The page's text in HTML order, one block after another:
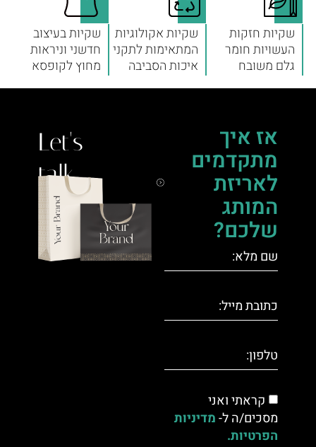
שקיות חזקות
העשויות חומר
גלם משובח
שקיות אקולוגיות
המתאימות לתקני
איכות הסביבה
שקיות בעיצוב
חדשני וניראות
מחוץ לקופסא
אז איך
מתקדמים
לאריזת
המותג
שלכם?
קראתי ואני
מסכים/ה ל-מדיניות
הפרטיות.
Let's
talk.